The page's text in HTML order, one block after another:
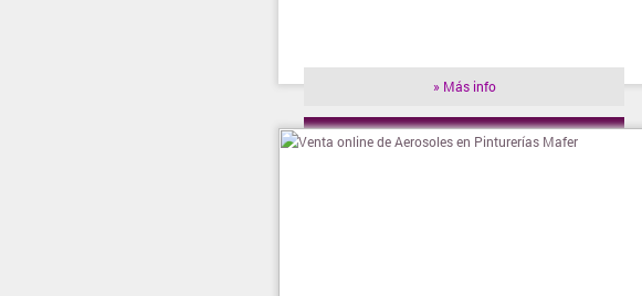
» Más info
» Visitar tienda